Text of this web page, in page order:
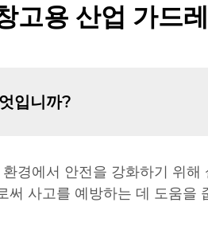
고용 산업 가드
입니까?
경에서 안전을 강화하기 위
써 사고를 예방하는 데 도움